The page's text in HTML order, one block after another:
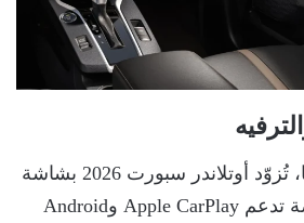
على جانب التكنولوجيا، تُزوّد أوتلاندر سبورت 2026 بشاشة
لمس قياس 12.3 بوصة تدعم Apple CarPlay وAndroid